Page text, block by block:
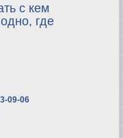
с кем
где
09-06